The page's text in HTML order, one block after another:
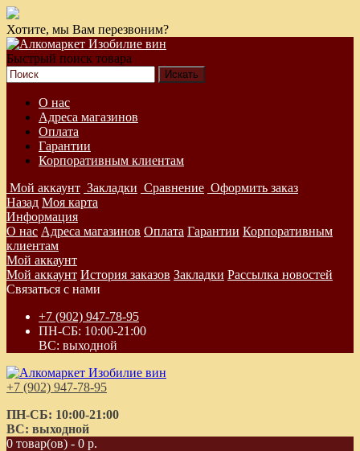
Хотите, мы Вам перезвоним?
Быстрый поиск товара
О нас
Адреса магазинов
Оплата
Гарантии
Корпоративным клиентам
Мой аккаунт Закладки Сравнение Оформить заказ
Назад Моя карта
Информация
О нас Адреса магазинов Оплата Гарантии Корпоративным
клиентам
Мой аккаунт
Мой аккаунт История заказов Закладки Рассылка новостей
Связаться с нами
+7 (902) 947-78-95
ПН-СБ: 10:00-21:00
ВС: выходной
+7 (902) 947-78-95
ПН-СБ: 10:00-21:00
ВС: выходной
0 товар(ов) - 0 р.